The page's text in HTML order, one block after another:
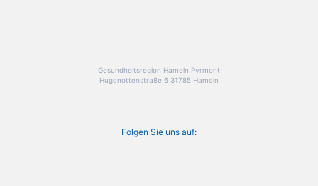
Gesundheitsregion Hameln Pyrmont
Hugenottenstraße 6 31785 Hameln
Folgen Sie uns auf: